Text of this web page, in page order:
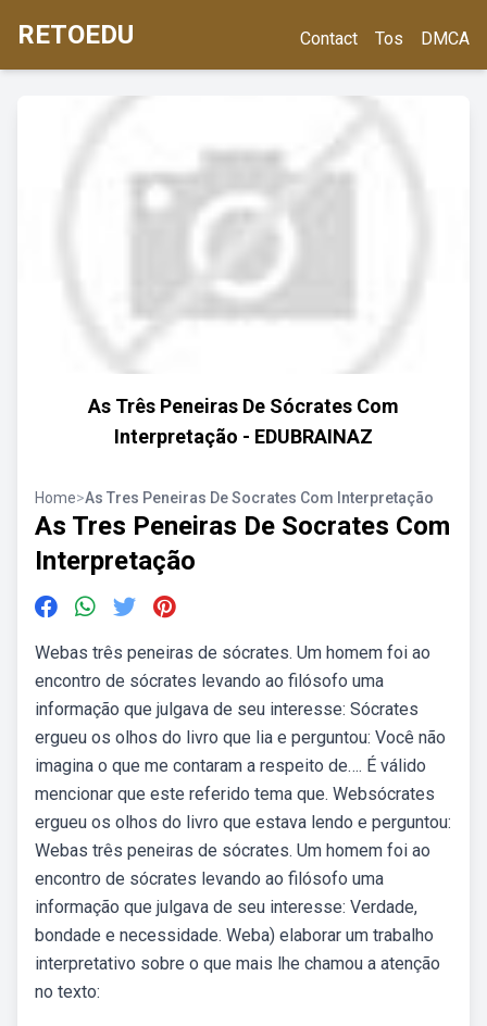
RETOEDU Contact Tos DMCA
As Três Peneiras De Sócrates Com
Interpretação - EDUBRAINAZ
Home>As Tres Peneiras De Socrates Com Interpretação
As Tres Peneiras De Socrates Com
Interpretação
Webas três peneiras de sócrates. Um homem foi ao
encontro de sócrates levando ao filósofo uma
informação que julgava de seu interesse: Sócrates
ergueu os olhos do livro que lia e perguntou: Você não
imagina o que me contaram a respeito de…. É válido
mencionar que este referido tema que. Websócrates
ergueu os olhos do livro que estava lendo e perguntou:
Webas três peneiras de sócrates. Um homem foi ao
encontro de sócrates levando ao filósofo uma
informação que julgava de seu interesse: Verdade,
bondade e necessidade. Weba) elaborar um trabalho
interpretativo sobre o que mais lhe chamou a atenção
no texto: